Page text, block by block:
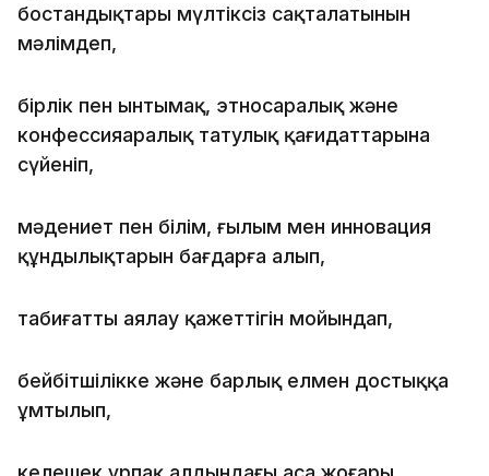
бостандықтары мүлтіксіз сақталатынын
мәлімдеп,
бірлік пен ынтымақ, этносаралық және
конфессияаралық татулық қағидаттарына
сүйеніп,
мәдениет пен білім, ғылым мен инновация
құндылық­тарын бағдарға алып,
табиғатты аялау қажеттігін мойындап,
бейбітшілікке және барлық елмен достыққа
ұмтылып,